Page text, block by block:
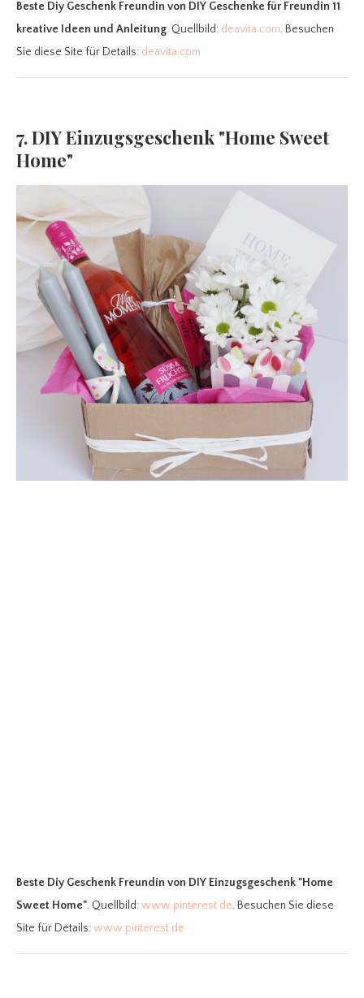
Beste Diy Geschenk Freundin von DIY Geschenke für Freundin 11
kreative Ideen und Anleitung. Quellbild: deavita.com. Besuchen
Sie diese Site für Details: deavita.com
7. DIY Einzugsgeschenk "Home Sweet
Home"
Beste Diy Geschenk Freundin von DIY Einzugsgeschenk "Home
Sweet Home". Quellbild:www.pinterest.de. Besuchen Sie diese
Site für Details:www.pinterest.de